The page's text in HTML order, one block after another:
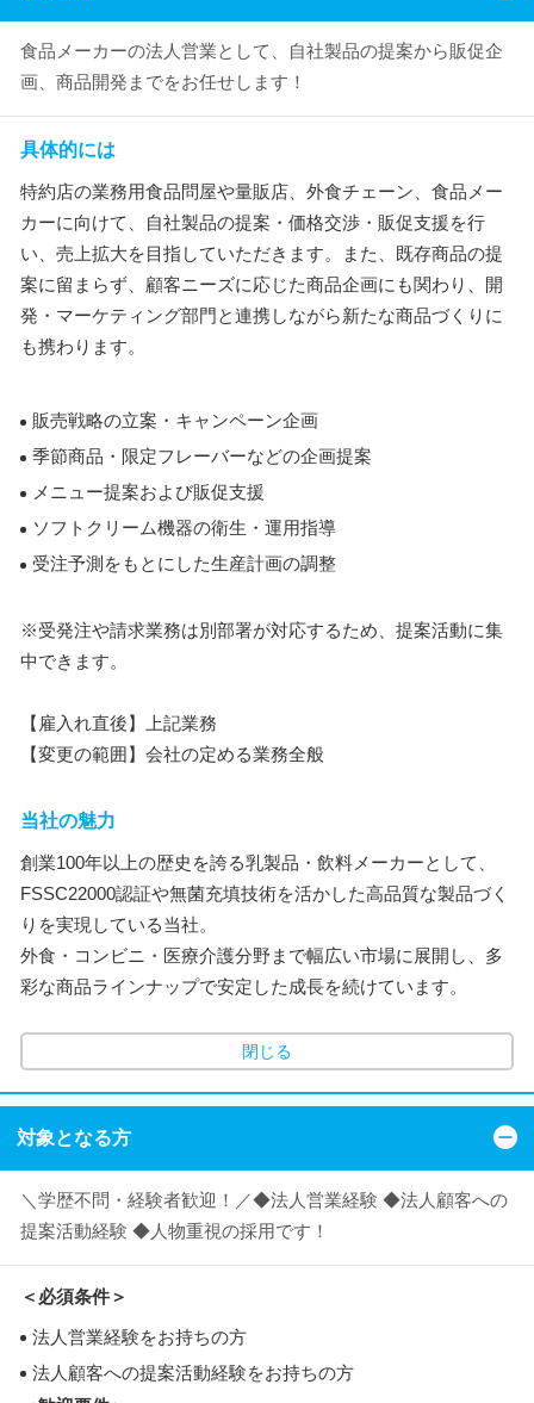
食品メーカーの法人営業として、自社製品の提案から販促企
画、商品開発までをお任せします！
具体的には
特約店の業務用食品問屋や量販店、外食チェーン、食品メー
カーに向けて、自社製品の提案・価格交渉・販促支援を行
い、売上拡大を目指していただきます。また、既存商品の提
案に留まらず、顧客ニーズに応じた商品企画にも関わり、開
発・マーケティング部門と連携しながら新たな商品づくりに
も携わります。
販売戦略の立案・キャンペーン企画
季節商品・限定フレーバーなどの企画提案
メニュー提案および販促支援
ソフトクリーム機器の衛生・運用指導
受注予測をもとにした生産計画の調整
※受発注や請求業務は別部署が対応するため、提案活動に集
中できます。
【雇入れ直後】上記業務
【変更の範囲】会社の定める業務全般
当社の魅力
創業100年以上の歴史を誇る乳製品・飲料メーカーとして、
FSSC22000認証や無菌充填技術を活かした高品質な製品づく
りを実現している当社。
外食・コンビニ・医療介護分野まで幅広い市場に展開し、多
彩な商品ラインナップで安定した成長を続けています。
閉じる
対象となる方
＼学歴不問・経験者歓迎！／◆法人営業経験 ◆法人顧客への
提案活動経験 ◆人物重視の採用です！
＜必須条件＞
法人営業経験をお持ちの方
法人顧客への提案活動経験をお持ちの方